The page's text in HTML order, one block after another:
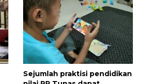
Sejumlah praktisi pendidikan